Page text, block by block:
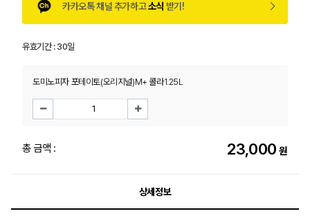
카카오톡 채널 추가하고소식 받기!
유효기간 :30일
도미노피자 포테이토(오리지널)M+ 콜라1.25L
총 금액 : 23,000 원
상세정보